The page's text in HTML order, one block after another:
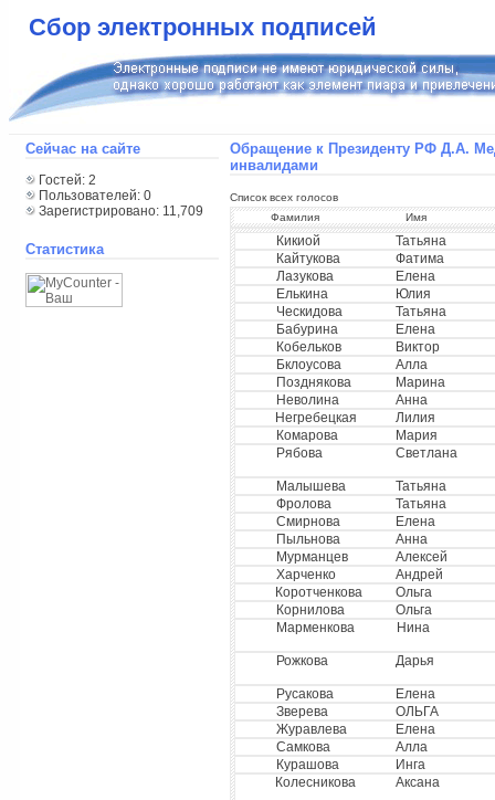
Сбор электронных подписей
Сейчас на сайте
Гостей: 2
Пользователей: 0
Зарегистрировано: 11,709
Статистика
Обращение к Президенту РФ Д.А.
инвалидами
Список всех голосов
Фамилия
Имя
Кикиой
Татьяна
Кайтукова
Фатима
Лазукова
Елена
Елькина
Юлия
Ческидова
Татьяна
Бабурина
Елена
Кобельков
Виктор
Бклоусова
Алла
Позднякова
Марина
Неволина
Анна
Негребецкая
Лилия
Комарова
Мария
Рябова
Светлана
Малышева
Татьяна
Фролова
Татьяна
Смирнова
Елена
Пыльнова
Анна
Мурманцев
Алексей
Харченко
Андрей
Коротченкова
Ольга
Корнилова
Ольга
Марменкова
Нина
Рожкова Дарья
Русакова
Елена
Зверева
ОЛЬГА
Журавлева
Елена
Самкова
Алла
Курашова
Инга
Колесникова
Аксана